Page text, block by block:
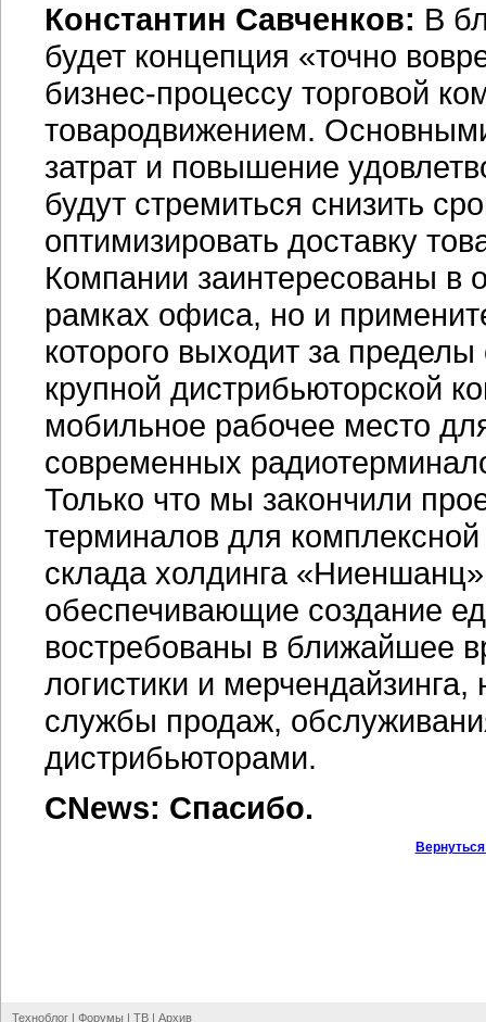
Константин Савченков: В
будет концепция «точно
бизнес-процессу торговой
товародвижением.
затрат и повышение
будут стремиться снизить
оптимизировать доставку
Компании заинтересованы в
рамках офиса, но и
которого выходит за
крупной дистрибьюторской
мобильное рабочее место
современных
Только что мы закончили
терминалов для
склада холдинга
обеспечивающие создание
востребованы в ближайшее
логистики и
службы продаж,
дистрибьюторами.
CNews: Спасибо.
Техноблог | Форумы | ТВ | Архив